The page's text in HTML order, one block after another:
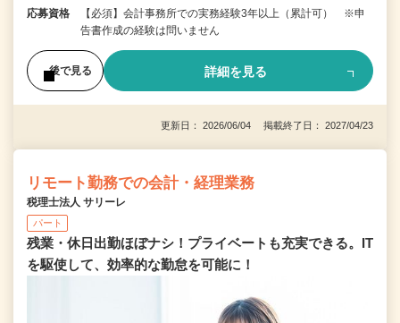
応募資格
【必須】会計事務所での実務経験3年以上（累計可） ※申
告書作成の経験は問いません
後で見る 詳細を見る
更新日： 2026/06/04 掲載終了日： 2027/04/23
リモート勤務での会計・経理業務
税理士法人 サリーレ
パート
残業・休日出勤ほぼナシ！プライベートも充実できる。IT
を駆使して、効率的な勤怠を可能に！